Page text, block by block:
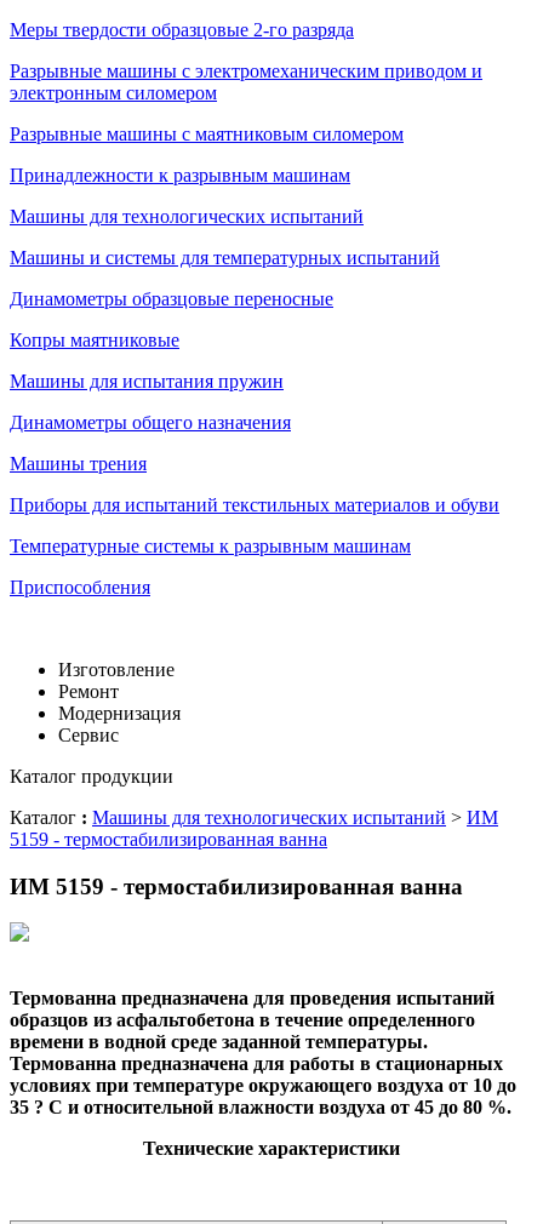
Меры твердости образцовые 2-го разряда
Разрывные машины с электромеханическим приводом и
электронным силомером
Разрывные машины с маятниковым силомером
Принадлежности к разрывным машинам
Машины для технологических испытаний
Машины и системы для температурных испытаний
Динамометры образцовые переносные
Копры маятниковые
Машины для испытания пружин
Динамометры общего назначения
Машины трения
Приборы для испытаний текстильных материалов и обуви
Температурные системы к разрывным машинам
Приспособления
Изготовление
Ремонт
Модернизация
Сервис
Каталог продукции
Каталог : Машины для технологических испытаний > ИМ
5159 - термостабилизированная ванна
ИМ 5159 - термостабилизированная ванна
Термованна предназначена для проведения испытаний
образцов из асфальтобетона в течение определенного
времени в водной среде заданной температуры.
Термованна предназначена для работы в стационарных
условиях при температуре окружающего воздуха от 10 до
35 ? С и относительной влажности воздуха от 45 до 80 %.
Технические характеристики